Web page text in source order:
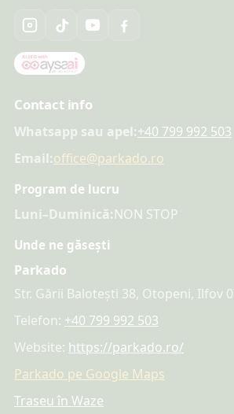
Contact info
Whatsapp sau apel:+40 799 992 503
Email:office@parkado.ro
Program de lucru
Luni–Duminică:NON STOP
Unde ne găsești
Parkado
Str. Gării Balotești 38, Otopeni, Ilfov
Telefon: +40 799 992 503
Website: https://parkado.ro/
Parkado pe Google Maps
Traseu în Waze